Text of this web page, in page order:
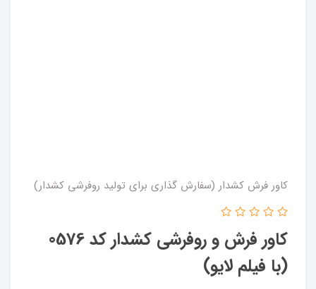
کاور فرش کشدار (سفارش گذاری برای تولید روفرشی کشدار)
کاور فرش و روفرشی کشدار کد 0576
(با فیلم لایو)